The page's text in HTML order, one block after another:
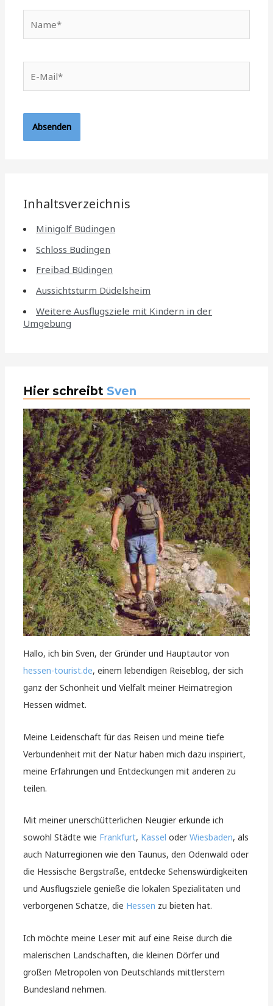
Mail*
Inhaltsverzeichnis
Minigolf Büdingen
Schloss Büdingen
Freibad Büdingen
Aussichtsturm Düdelsheim
Weitere Ausflugsziele mit Kindern in der
Umgebung
Hier schreibt Sven
Hallo, ich bin Sven, der Gründer und Hauptautor von
hessen-tourist.de, einem lebendigen Reiseblog, der sich
ganz der Schönheit und Vielfalt meiner Heimatregion
Hessen widmet.
Meine Leidenschaft für das Reisen und meine tiefe
Verbundenheit mit der Natur haben mich dazu inspiriert,
meine Erfahrungen und Entdeckungen mit anderen zu
teilen.
Mit meiner unerschütterlichen Neugier erkunde ich
sowohl Städte wie Frankfurt, Kassel oderWiesbaden, als
auch Naturregionen wie den Taunus, den Odenwald oder
die Hessische Bergstraße, entdecke Sehenswürdigkeiten
und Ausflugsziele genieße die lokalen Spezialitäten und
verborgenen Schätze, die Hessen zu bieten hat.
Ich möchte meine Leser mit auf eine Reise durch die
malerischen Landschaften, die kleinen Dörfer und
großen Metropolen von Deutschlands mittlerstem
Bundesland nehmen.